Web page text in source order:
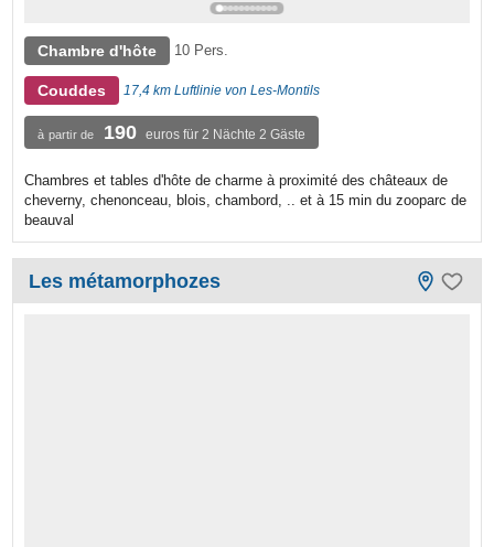
Chambre d'hôte 10 Pers.
Couddes 17,4 km Luftlinie von Les-Montils
à partir de 190 euros für 2 Nächte 2 Gäste
Chambres et tables d'hôte de charme à proximité des châteaux de
cheverny, chenonceau, blois, chambord, .. et à 15 min du zooparc de
beauval
Les métamorphozes